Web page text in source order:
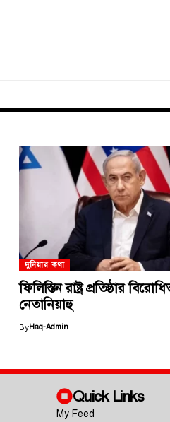
দুনিয়ার কথা
ফিলিস্তিন রাষ্ট্র প্রতিষ্ঠার
নেতানিয়াহু
ByHaq-Admin
Quick Links
My Feed